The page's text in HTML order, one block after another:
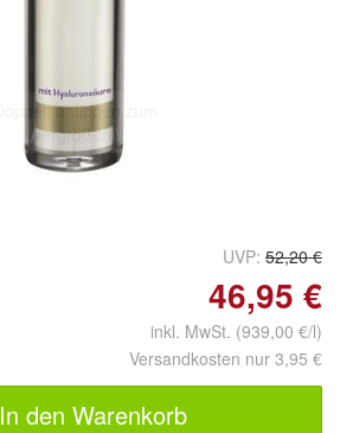
Doppelt antippen zum
vergrößern
UVP: 52,20 €
46,95 €
inkl. MwSt. (939,00 €/l)
Versandkosten nur 3,95 €
In den Warenkorb